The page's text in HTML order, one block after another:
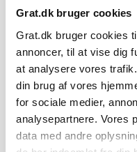
Grat.dk bruger cookies
Grat.dk bruger cookies
annoncer, til at vise dig
at analysere vores
din brug af vores
for sociale medier,
analysepartnere. Vores
data med andre
Fragt pr. palle: Jylland/
Minimumsantallet for
Hos Grat får du: